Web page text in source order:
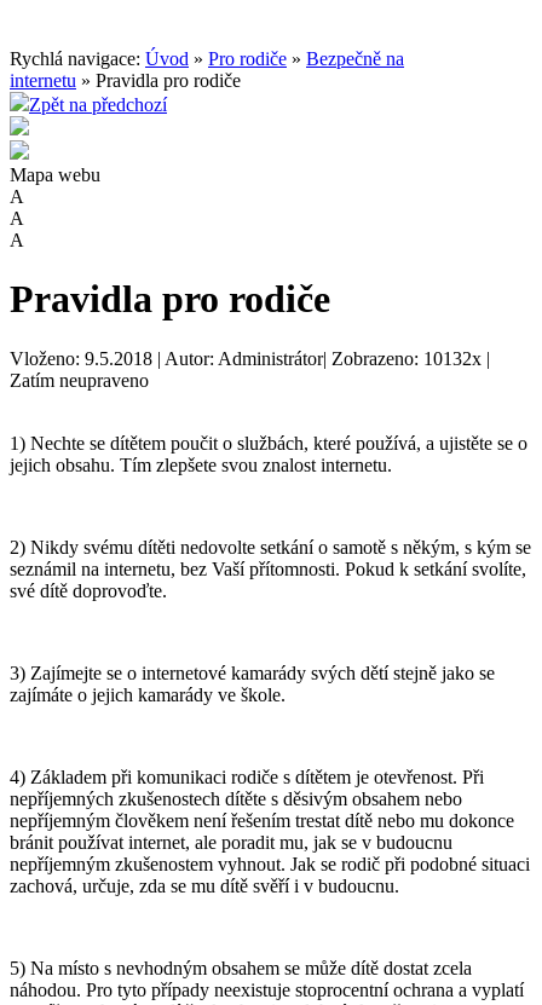
Rychlá navigace: Úvod » Pro rodiče » Bezpečně na
internetu » Pravidla pro rodiče
Zpět na předchozí
Mapa webu
A
A
A
Pravidla pro rodiče
Vloženo: 9.5.2018 | Autor: Administrátor| Zobrazeno: 10132x |
Zatím neupraveno
1) Nechte se dítětem poučit o službách, které používá, a ujistěte se o
jejich obsahu. Tím zlepšete svou znalost internetu.
2) Nikdy svému dítěti nedovolte setkání o samotě s někým, s kým se
seznámil na internetu, bez Vaší přítomnosti. Pokud k setkání svolíte,
své dítě doprovoďte.
3) Zajímejte se o internetové kamarády svých dětí stejně jako se
zajímáte o jejich kamarády ve škole.
4) Základem při komunikaci rodiče s dítětem je otevřenost. Při
nepříjemných zkušenostech dítěte s děsivým obsahem nebo
nepříjemným člověkem není řešením trestat dítě nebo mu dokonce
bránit používat internet, ale poradit mu, jak se v budoucnu
nepříjemným zkušenostem vyhnout. Jak se rodič při podobné situaci
zachová, určuje, zda se mu dítě svěří i v budoucnu.
5) Na místo s nevhodným obsahem se může dítě dostat zcela
náhodou. Pro tyto případy neexistuje stoprocentní ochrana a vyplatí